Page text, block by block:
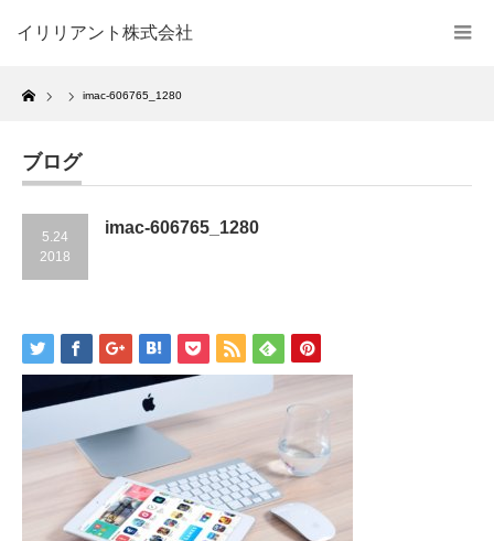
イリリアント株式会社
Home
imac-606765_1280
ブログ
5.24
2018
imac-606765_1280